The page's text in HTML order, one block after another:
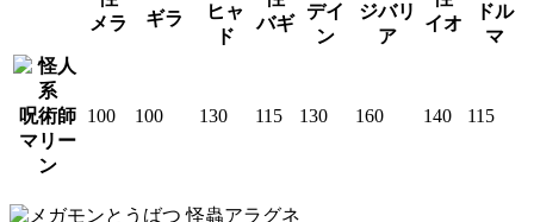
メラ ギラ
ヒャ
ド
バギ
デイ
ン
ジバリ
ア
イオ
ドル
マ
呪術師
マリー
ン
100 100 130 115 130 160 140 115